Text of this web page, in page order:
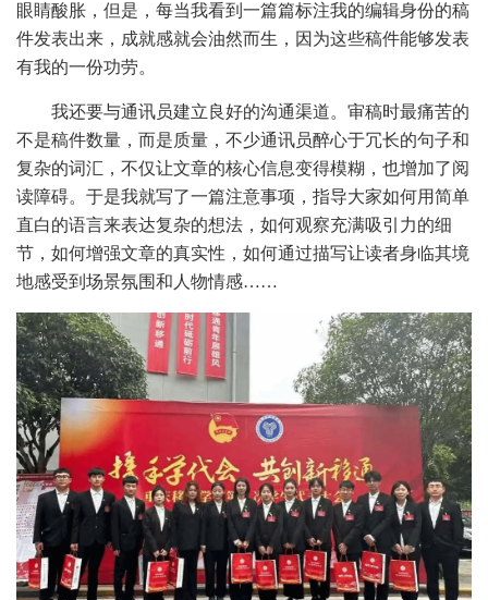
眼睛酸胀，但是，每当我看到一篇篇标注我的编辑身份的稿
件发表出来，成就感就会油然而生，因为这些稿件能够发表
有我的一份功劳。
我还要与通讯员建立良好的沟通渠道。审稿时最痛苦的
不是稿件数量，而是质量，不少通讯员醉心于冗长的句子和
复杂的词汇，不仅让文章的核心信息变得模糊，也增加了阅
读障碍。于是我就写了一篇注意事项，指导大家如何用简单
直白的语言来表达复杂的想法，如何观察充满吸引力的细
节，如何增强文章的真实性，如何通过描写让读者身临其境
地感受到场景氛围和人物情感……